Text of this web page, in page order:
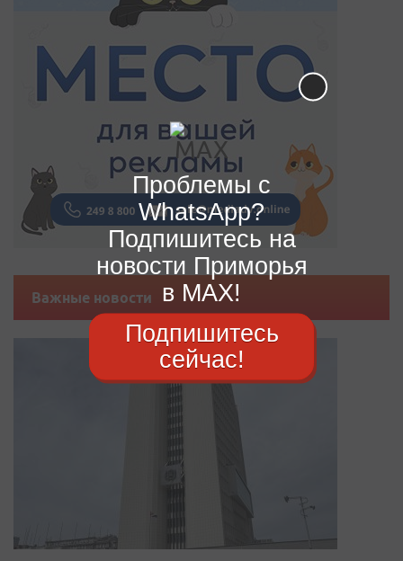
Важные новости
Проблемы с
WhatsApp?
Подпишитесь на
новости Приморья
в MAX!
Подпишитесь
сейчас!